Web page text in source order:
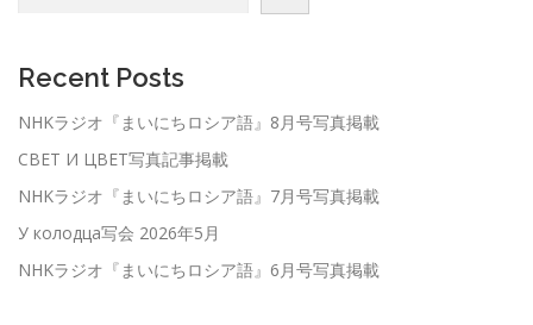
Recent Posts
NHKラジオ『まいにちロシア語』8月号写真掲載
СВЕТ И ЦВЕТ写真記事掲載
NHKラジオ『まいにちロシア語』7月号写真掲載
У колодца写会 2026年5月
NHKラジオ『まいにちロシア語』6月号写真掲載